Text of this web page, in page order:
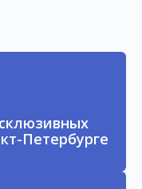
Петербурге